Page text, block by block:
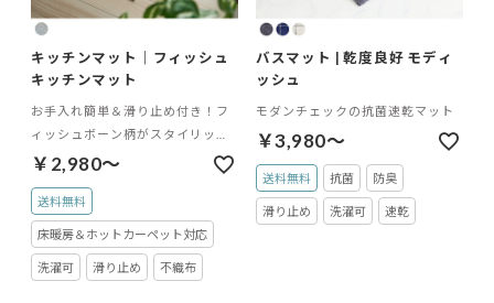
キッチンマット｜フィッシュ
キッチンマット
お手入れ簡単＆滑り止め付き！フ
ィッシュボーン柄がスタイリッシ
ュな足元を彩るキッチンマット
￥2,980～
送料無料
床暖房＆ホットカーペット対応
洗濯可 滑り止め 不織布
バスマット | 乾度良好 モディ
ッシュ
モダンチェックの抗菌速乾マット
￥3,980～
送料無料 抗菌 防臭
滑り止め 洗濯可 速乾